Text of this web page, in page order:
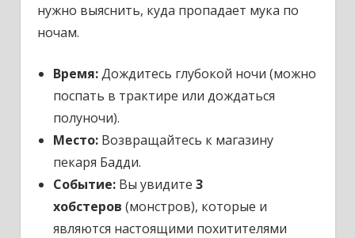
нужно выяснить, куда пропадает мука по
ночам.
Время:Дождитесь глубокой ночи (можно
поспать в трактире или дождаться
полуночи).
Место:Возвращайтесь к магазину
пекаря Бадди.
Событие:Вы увидите 3
хобстеров (монстров), которые и
являются настоящими похитителями